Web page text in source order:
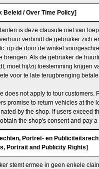
Beleid / Over Time Policy]
is deze clausule niet van
verbindt de gebruiker zich
op de door de winkel
brengen. Als de gebruiker de
moet hij/zij toestemming krijgen
voor te late terugbrenging
does not apply to tour customers.
promise to return vehicles at the
by the shop. If users exceed
the shop's consent and pay a
Portret- en
Portrait and Publicity Rights]
stemt ermee in geen enkele